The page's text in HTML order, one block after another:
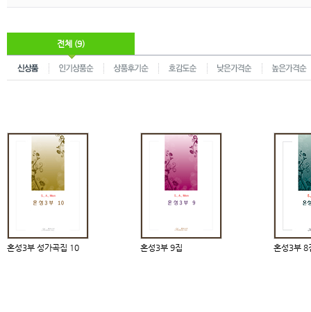
전체 (9)
혼성3부 성가곡집 10 혼성3부 9집 혼성3부 8